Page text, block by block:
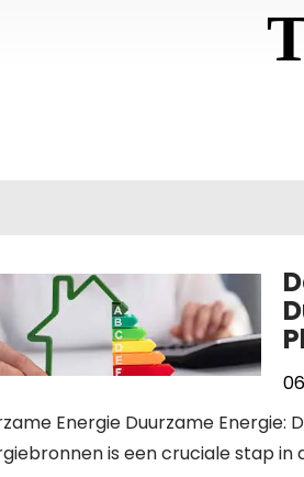
Energie Duurzame
is een cruciale stap